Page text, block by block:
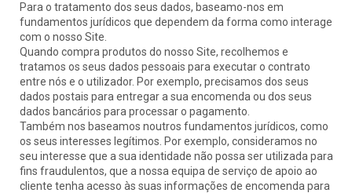
Para o tratamento dos seus dados, baseamo-nos em
fundamentos jurídicos que dependem da forma como interage
com o nosso Site.
Quando compra produtos do nosso Site, recolhemos e
tratamos os seus dados pessoais para executar o contrato
entre nós e o utilizador. Por exemplo, precisamos dos seus
dados postais para entregar a sua encomenda ou dos seus
dados bancários para processar o pagamento.
Também nos baseamos noutros fundamentos jurídicos, como
os seus interesses legítimos. Por exemplo, consideramos no
seu interesse que a sua identidade não possa ser utilizada para
fins fraudulentos, que a nossa equipa de serviço de apoio ao
cliente tenha acesso às suas informações de encomenda para